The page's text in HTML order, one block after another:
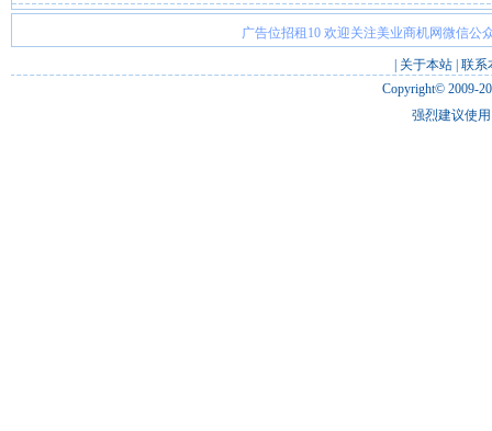
广告位招租10 欢迎关注美业商机网微信公
关于本站 联系
Copyright© 2009-
强烈建议使